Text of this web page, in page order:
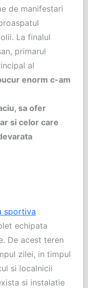
de manifestari
La finalul
primarul
al
enorm c-am
sa ofer
si celor care
sportiva
echipata
De acest teren
zilei, in timpul
si localnicii
si instalatie